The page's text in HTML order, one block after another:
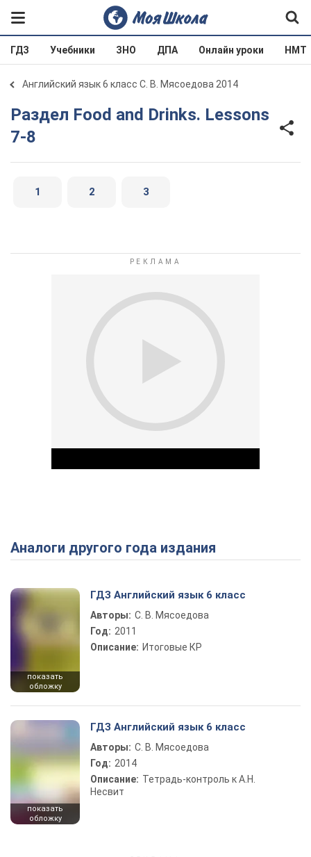
ГДЗ Учебники ЗНО ДПА Онлайн уроки НМТ
Английский язык 6 класс С. В. Мясоедова 2014
Раздел Food and Drinks. Lessons
7-8
1 2 3
Play Video
Аналоги другого года издания
показать
обложку
ГДЗ Английский язык 6 класс
Авторы: С. В. Мясоедова
Год: 2011
Описание: Итоговые КР
показать
обложку
ГДЗ Английский язык 6 класс
Авторы: С. В. Мясоедова
Год: 2014
Описание: Тетрадь-контроль к А.Н.
Несвит